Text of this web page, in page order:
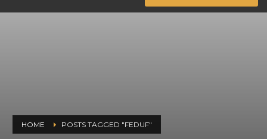
HOME POSTS TAGGED "FEDUF"